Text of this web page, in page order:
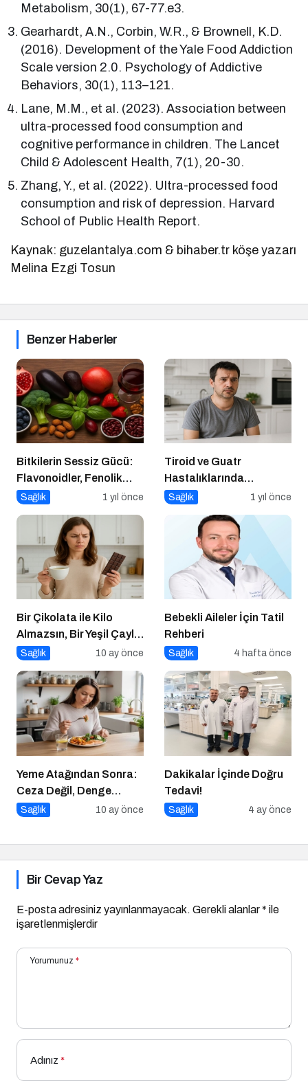
Metabolism, 30(1), 67-77.e3.
Gearhardt, A.N., Corbin, W.R., & Brownell, K.D.
(2016). Development of the Yale Food Addiction
Scale version 2.0. Psychology of Addictive
Behaviors, 30(1), 113–121.
Lane, M.M., et al. (2023). Association between
ultra-processed food consumption and
cognitive performance in children. The Lancet
Child & Adolescent Health, 7(1), 20-30.
Zhang, Y., et al. (2022). Ultra-processed food
consumption and risk of depression. Harvard
School of Public Health Report.
Kaynak: guzelantalya.com & bihaber.tr köşe yazarı
Melina Ezgi Tosun
Benzer Haberler
Bitkilerin Sessiz Gücü:
Flavonoidler, Fenolik
Asitler ve Diğer
Sağlık 1 yıl önce
Tiroid ve Guatr
Hastalıklarında
Beslenme Bilinci
Sağlık 1 yıl önce
Bir Çikolata ile Kilo
Almazsın, Bir Yeşil Çayla
da Zayıflamazsın
Sağlık 10 ay önce
Bebekli Aileler İçin Tatil
Rehberi
Sağlık 4 hafta önce
Yeme Atağından Sonra:
Ceza Değil, Denge
Zamanı
Sağlık 10 ay önce
Dakikalar İçinde Doğru
Tedavi!
Sağlık 4 ay önce
Bir Cevap Yaz
E-posta adresiniz yayınlanmayacak. Gerekli alanlar* ile
işaretlenmişlerdir
Yorumunuz *
Adınız *